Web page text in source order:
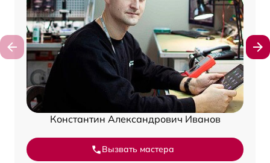
Константин Александрович Иванов
Вызвать мастера